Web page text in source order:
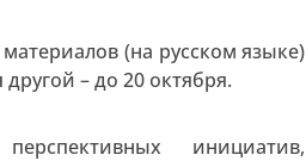
(на русском языке)
– до 20 октября.
инициатив,